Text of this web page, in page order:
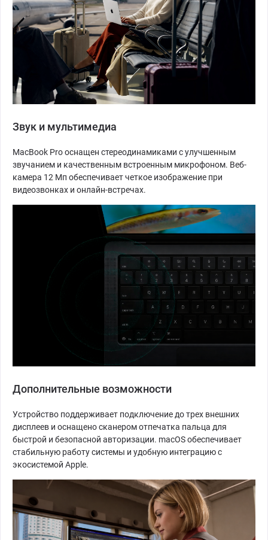
Звук и мультимедиа
MacBook Pro оснащен стереодинамиками с улучшенным
звучанием и качественным встроенным микрофоном. Веб-
камера 12 Мп обеспечивает четкое изображение при
видеозвонках и онлайн-встречах.
Дополнительные возможности
Устройство поддерживает подключение до трех внешних
дисплеев и оснащено сканером отпечатка пальца для
быстрой и безопасной авторизации. macOS обеспечивает
стабильную работу системы и удобную интеграцию с
экосистемой Apple.